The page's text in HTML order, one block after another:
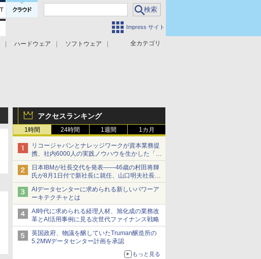
Impress サイト
全カテゴリ
ハードウェア
ソフトウェア
アクセスランキング
1時間 24時間 1週間 1カ月
リコージャパンとナレッジワークが資本業務提
携、社内6000人の実践ノウハウを生かした「AI
商談記録 for RICOH」を展開へ
日本IBMが社長交代を発表――46歳の村田将輝
氏が8月1日付で新社長に就任、山口明夫社長は
会長へ
AIデータセンターに求められる新しいパワーア
ーキテクチャとは
AI時代に求められる経理人材、旭化成の業務改
革とAI活用事例に見る次世代ファイナンス戦略
英国政府、物議を醸していたTruman醸造所の
5.2MWデータセンター計画を承認
もっと見る